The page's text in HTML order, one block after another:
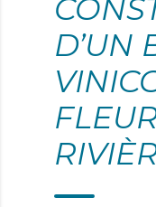
D’UN